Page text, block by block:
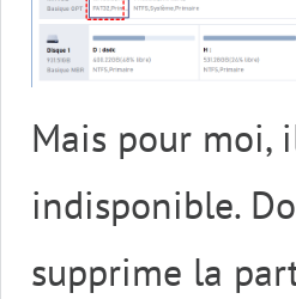
Mais pour moi,
indisponible.
supprime la